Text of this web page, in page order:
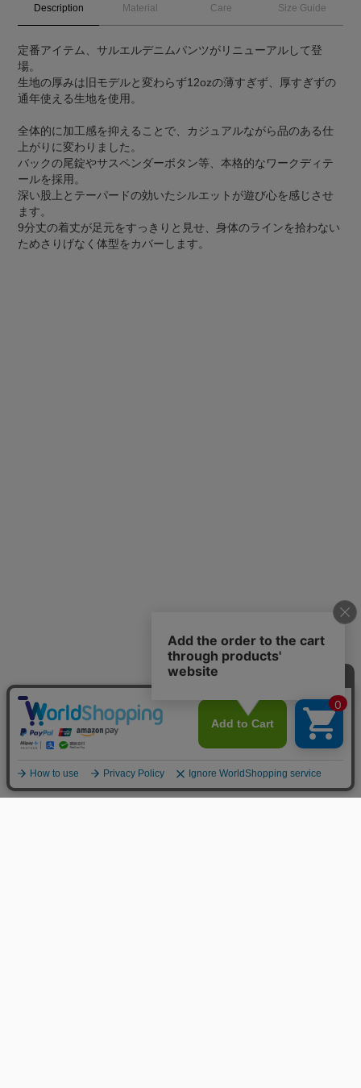
Description Material Care Size Guide
定番アイテム、サルエルデニムパンツがリニューアルして登
場。
生地の厚みは旧モデルと変わらず12ozの薄すぎず、厚すぎずの
通年使える生地を使用。
全体的に加工感を抑えることで、カジュアルながら品のある仕
上がりに変わりました。
バックの尾錠やサスペンダーボタン等、本格的なワークディテ
ールを採用。
深い股上とテーパードの効いたシルエットが遊び心を感じさせ
ます。
9分丈の着丈が足元をすっきりと見せ、身体のラインを拾わない
ためさりげなく体型をカバーします。